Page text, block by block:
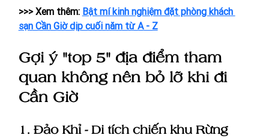
>>> Xem thêm: Bật mí kinh nghiệm đặt phòng khách
sạn Cần Giờ dịp cuối năm từ A - Z
Gợi ý "top 5" địa điểm tham
quan không nên bỏ lỡ khi đi
Cần Giờ
1. Đảo Khỉ - Di tích chiến khu Rừng